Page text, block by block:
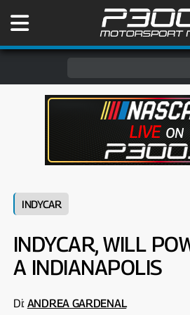
INDYCAR
INDYCAR, WILL
A INDIANAPOLIS
Di: ANDREA GARDENAL